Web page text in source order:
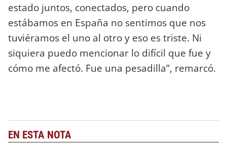
estado juntos, conectados, pero cuando
estábamos en España no sentimos que nos
tuviéramos el uno al otro y eso es triste. Ni
siquiera puedo mencionar lo difícil que fue y
cómo me afectó. Fue una pesadilla”, remarcó.
EN ESTA NOTA